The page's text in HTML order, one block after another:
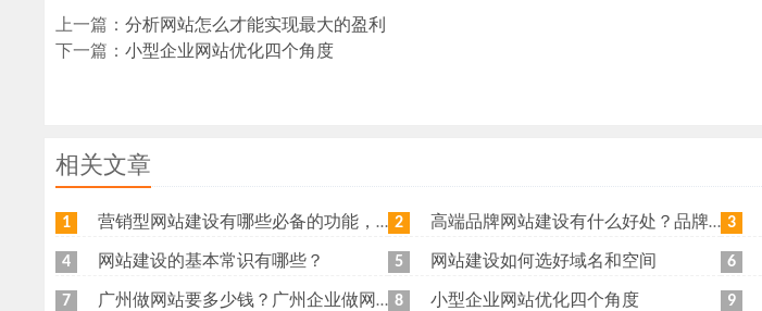
上一篇：分析网站怎么才能实现最大的盈利
下一篇：小型企业网站优化四个角度
相关文章
1 营销型网站建设有哪些必备的功能，我特意整理了一下，共享给各位 2 高端品牌网站建设有什么好处？品牌网站日常维护工作有哪些？ 3
4 网站建设的基本常识有哪些？ 5 网站建设如何选好域名和空间 6
7 广州做网站要多少钱？广州企业做网站要找谁？ 8 小型企业网站优化四个角度 9